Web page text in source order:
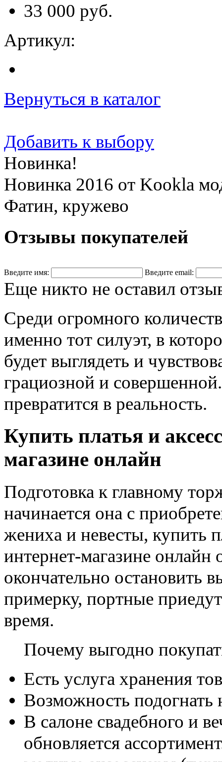
33 000 руб.
Артикул:
Вернуться в каталог
Добавить к выбору
Новинка!
Новинка 2016 от Kookla
Фатин, кружево
Отзывы покупателей
Введите имя: Введите email:
Еще никто не оставил
Среди огромного
именно тот силуэт, в
будет выглядеть и
грациозной и
превратится в реальность.
Купить платья и
магазине онлайн
Подготовка к главному
начинается она с
жениха и невесты, купить
интернет-магазине онлайн
окончательно остановить
примерку, портные
время.
Почему выгодно
Есть услуга хранения
Возможность подогнать
В салоне свадебного и
обновляется